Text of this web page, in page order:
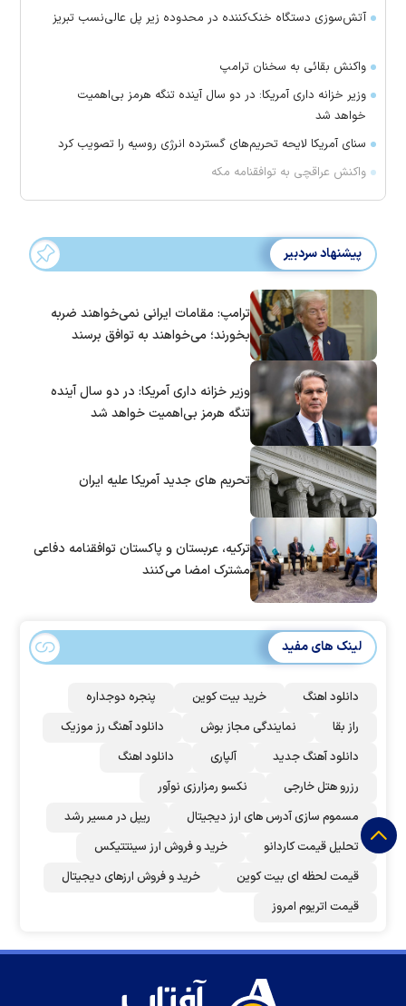
آتش‌سوزی دستگاه خنک‌کننده در محدوده زیر پل عالی‌نسب تبریز
واکنش بقائی به سخنان ترامپ
وزیر خزانه داری آمریکا: در دو سال آینده تنگه هرمز بی‌اهمیت
خواهد شد
سنای آمریکا لایحه تحریم‌های گسترده انرژی روسیه را تصویب کرد
واکنش عراقچی به توافقنامه مکه
پیشنهاد سردبیر
ترامپ: مقامات ایرانی نمی‌خواهند ضربه
بخورند؛ می‌خواهند به توافق برسند
وزیر خزانه داری آمریکا: در دو سال آینده
تنگه هرمز بی‌اهمیت خواهد شد
تحریم های جدید آمریکا علیه ایران
ترکیه، عربستان و پاکستان توافقنامه دفاعی
مشترک امضا می‌کنند
لینک های مفید
دانلود اهنگ خرید بیت کوین
پنجره دوجداره
راز بقا
نمایندگی مجاز بوش
دانلود آهنگ رز‌ موزیک
دانلود آهنگ جدید
آلپاری
دانلود اهنگ
رزرو هتل خارجی
نکسو رمزارزی نوآور
مسموم سازی آدرس های ارز دیجیتال
ریپل در مسیر رشد
تحلیل قیمت کاردانو
خرید و فروش ارز سینتتیکس
قیمت لحظه ای بیت کوین
خرید و فروش ارزهای دیجیتال
قیمت اتریوم امروز